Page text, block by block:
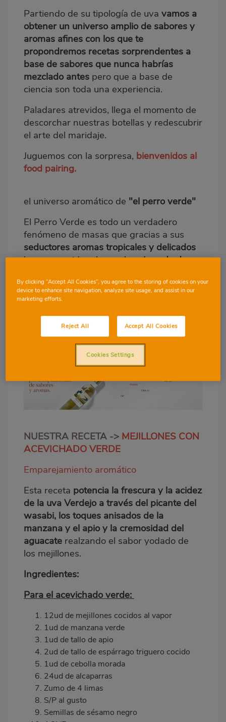
Partiendo de su tipología de uva vamos a
obtenerun universo amplio de sabores y
aromas afines con los que te
propondremos recetas sorprendentes a
base de sabores que nunca habrías
mezclado antes pero que a base de
ciencia son toda una experiencia.
Paladares atrevidos, llega el momento de
descorchar nuestras botellas y redescubrir
el arte del maridaje.
Juguemos con la sorpresa, bienvenidos al
food pairing.
el universo aromático de "el perro verde"
El Perro Verde es todo un verdadero
fenómeno de masas que gracias a sus
seductores aromas tropicales y delicados
ha conseguido relanzar losvinos de de
inesperada.
NUESTRA RECETA -> MEJILLONES CON
ACEVICHADO VERDE
Emparejamiento aromático
Esta receta potencia la frescura y la acidez
de la uva Verdejo a través del picante del
wasabi, los toques anisados de la
manzana y el apio y la cremosidad del
aguacate realzando el sabor yodado de
los mejillones.
Ingredientes:
Para el acevichado verde:
12ud de mejillones cocidos al vapor
1ud de manzanaverde
1ud de tallo de apio
2ud de tallo de espárrago triguero cocido
1ud de cebolla morada
24ud de alcaparras
Zumo de 4 limas
S/P al gusto
Semillas de sésamo negro
By clicking “Accept All Cookies”, you agree to the storing of cookies on your
device to enhance site navigation, analyze site usage, and assist in our
marketing efforts.
Reject All Accept All Cookies
Cookies Settings